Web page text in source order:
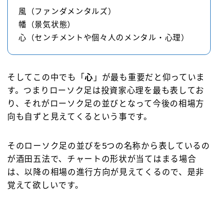
風（ファンダメンタルズ）
幡（景気状態）
心（センチメントや個々人のメンタル・心理）
そしてこの中でも「心 」が最も重要だと仰っていま
す。つまりローソク足は投資家心理を最も表してお
り、それがローソク足の並びとなって今後の相場方
向も自ずと見えてくるという事です。
そのローソク足の並びを5つの名称から表しているの
が酒田五法で、チャートの形状が当てはまる場合
は、以降の相場の進行方向が見えてくるので、是非
覚えて欲しいです。